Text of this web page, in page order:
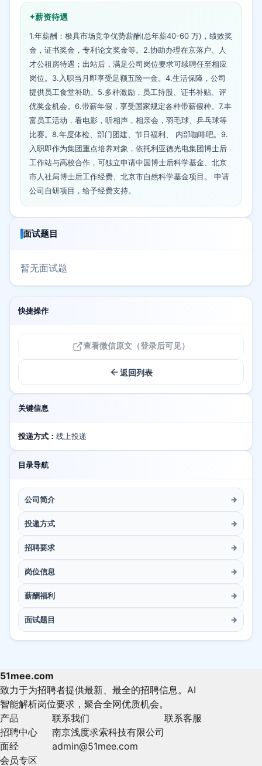
薪资待遇
1.年薪酬：极具市场竞争优势薪酬(总年薪40-60 万)，绩效奖
金，证书奖金，专利论文奖金等。2.协助办理在京落户、人
才公租房待遇；出站后，满足公司岗位要求可续聘任至相应
岗位。3.入职当月即享受足额五险一金。4.生活保障，公司
提供员工食堂补助。5.多种激励，员工持股、证书补贴、评
优奖金机会。6.带薪年假，享受国家规定各种带薪假种。7.丰
富员工活动，看电影，听相声，相亲会，羽毛球、乒乓球等
比赛。8.年度体检、部门团建、节日福利、 内部咖啡吧。9.
入职即作为集团重点培养对象，依托利亚德光电集团博士后
工作站与高校合作，可独立申请中国博士后科学基金、北京
市人社局博士后工作经费、北京市自然科学基金项目。 申请
公司自研项目，给予经费支持。
面试题目
暂无面试题
快捷操作
查看微信原文（登录后可见）
返回列表
关键信息
投递方式： 线上投递
目录导航
公司简介 →
投递方式 →
招聘要求 →
岗位信息 →
薪酬福利 →
面试题目 →
51mee.com
致力于为招聘者提供最新、最全的招聘信息。AI
智能解析岗位要求，聚合全网优质机会。
产品
招聘中心
面经
会员专区
联系我们
南京浅度求索科技有限公司
admin@51mee.com
联系客服